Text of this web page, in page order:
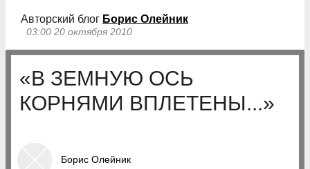
Авторский блог Борис Олейник
03:00 20 октября 2010
«В ЗЕМНУЮ ОСЬ
КОРНЯМИ ВПЛЕТЕНЫ...»
Борис Олейник